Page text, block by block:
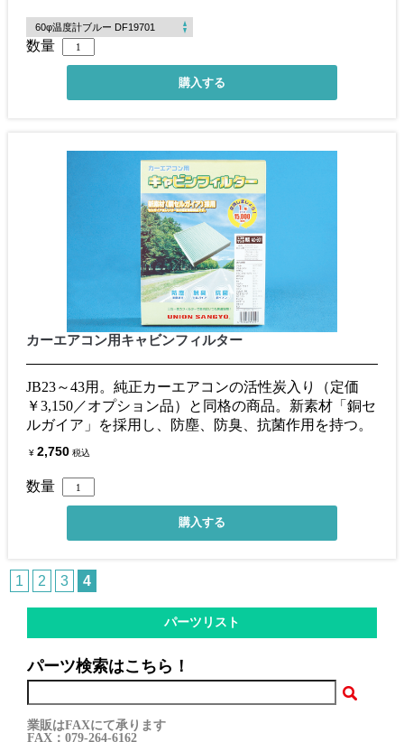
パーツリスト
パーツ検索はこちら！
業販はFAXにて承ります
FAX：079-264-6162
数量
カーエアコン用キャビンフィルター
JB23～43用。純正カーエアコンの活性炭入り（定価
￥3,150／オプション品）と同格の商品。新素材「銅セ
ルガイア」を採用し、防塵、防臭、抗菌作用を持つ。
¥ 2,750 税込
数量
1 2 3 4